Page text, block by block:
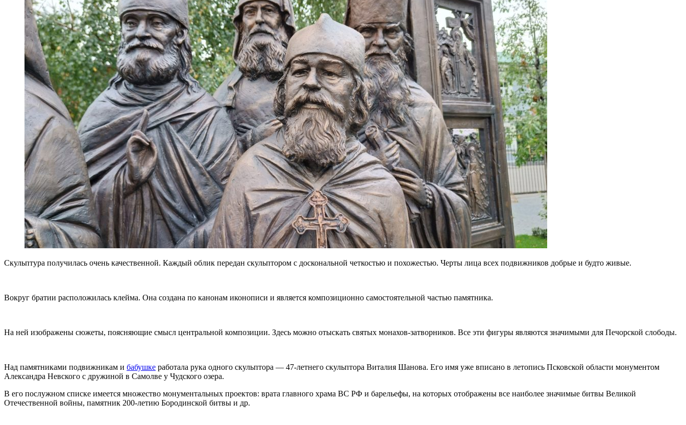
Скульптура получилась очень качественной. Каждый облик передан скульптором с доскональной четкостью и похожестью. Черты лица всех подвижников добрые и будто живые.
Вокруг братии расположилась клейма. Она создана по канонам иконописи и является композиционно самостоятельной частью памятника.
На ней изображены сюжеты, поясняющие смысл центральной композиции. Здесь можно отыскать святых монахов-затворников. Все эти фигуры являются значимыми для Печорской слободы.
Над памятниками подвижникам и бабушке работала рука одного скульптора — 47-летнего скульптора Виталия Шанова. Его имя уже вписано в летопись Псковской области монументом
Александра Невского с дружиной в Самолве у Чудского озера.
В его послужном списке имеется множество монументальных проектов: врата главного храма ВС РФ и барельефы, на которых отображены все наиболее значимые битвы Великой
Отечественной войны, памятник 200-летию Бородинской битвы и др.